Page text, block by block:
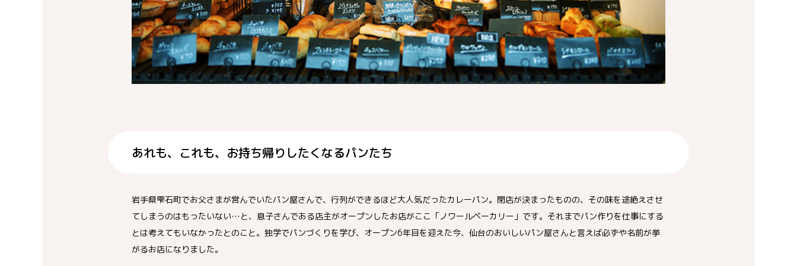
あれも、これも、お持ち帰りしたくなるパンたち
岩手県雫石町でお父さまが営んでいたパン屋さんで、行列ができるほど大人気だったカレーパン。閉店が決まったものの、その味を途絶えさせ
てしまうのはもったいない…と、息子さんである店主がオープンしたお店がここ「ノワールベーカリー」です。それまでパン作りを仕事にする
とは考えてもいなかったとのこと。独学でパンづくりを学び、オープン6年目を迎えた今、仙台のおいしいパン屋さんと言えば必ずや名前が挙
がるお店になりました。